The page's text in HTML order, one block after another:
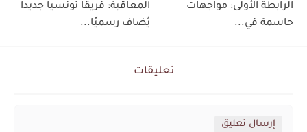
الرابطة الأولى: مواجهات
حاسمة في...
المعاقبة: فريقا تونسيا جديدا
يُضاف رسميًا...
تعليقات
إرسال تعليق